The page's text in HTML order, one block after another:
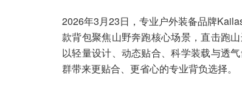
2026年3月23日，专业户外装备品牌
款背包聚焦山野奔跑核心场景，直击跑
以轻量设计、动态贴合、科学装载与透
群带来更贴合、更省心的专业背负选择。